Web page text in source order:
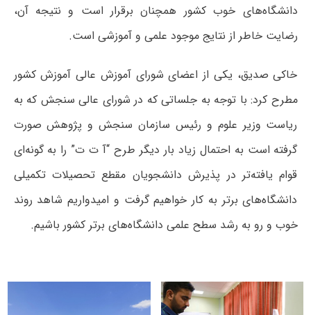
دانشگاه‌های خوب کشور همچنان برقرار است و نتیجه آن،
رضایت خاطر از نتایج موجود علمی و آموزشی است.
خاکی صدیق، یکی از اعضای شورای آموزش عالی آموزش کشور
مطرح کرد: با توجه به جلساتی که در شورای عالی سنجش که به
ریاست وزیر علوم و رئیس سازمان سنجش و پژوهش صورت
گرفته است به احتمال زیاد بار دیگر طرح “آ ت ت” را به گونه‌ای
قوام یافته‌تر در پذیرش دانشجویان مقطع تحصیلات تکمیلی
دانشگاه‌های برتر به کار خواهیم گرفت و امیدواریم شاهد روند
خوب و رو به رشد سطح علمی دانشگاه‌های برتر کشور باشیم.